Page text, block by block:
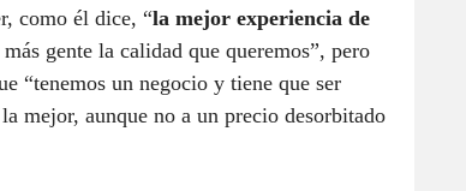
como él dice, “la mejor experiencia de
gente la calidad que queremos”, pero
“tenemos un negocio y tiene que ser
mejor, aunque no a un precio desorbitado